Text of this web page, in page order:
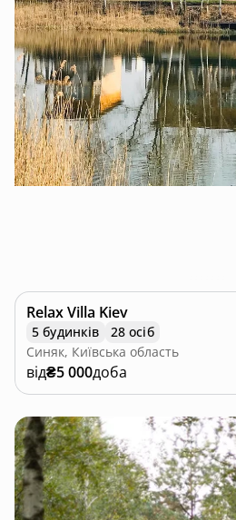
Relax Villa Kiev
5 будинків
28 осіб
Синяк, Київська область
від₴5 000доба